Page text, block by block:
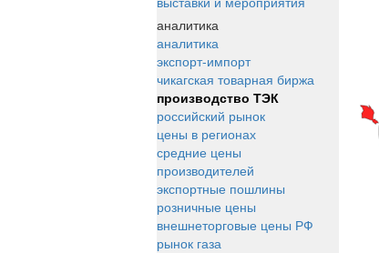
аналитика
аналитика
экспорт-импорт
чикагская товарная биржа
производство ТЭК
российский рынок
цены в регионах
средние цены
производителей
экспортные пошлины
розничные цены
внешнеторговые цены РФ
рынок газа